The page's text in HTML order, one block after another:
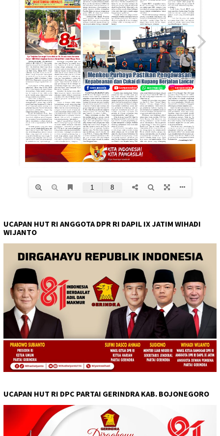
UCAPAN HUT RI ANGGOTA DPR RI DAPIL IX JATIM WIHADI
WIJANTO
UCAPAN HUT RI DPC PARTAI GERINDRA KAB. BOJONEGORO